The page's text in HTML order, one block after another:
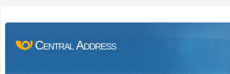
Central Address